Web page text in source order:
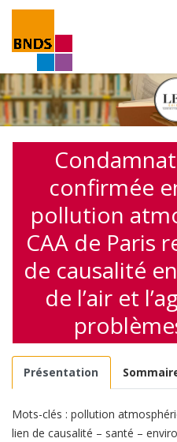
confirmée
pollution
CAA de Paris
de causalité
de l’air et
Présentation
Mots-clés : pollution
lien de causalité – santé –